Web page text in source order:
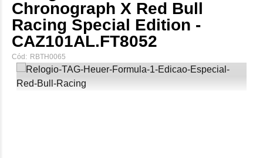
Chronograph X Red Bull
Racing Special Edition -
CAZ101AL.FT8052
Cód: RBTH0065